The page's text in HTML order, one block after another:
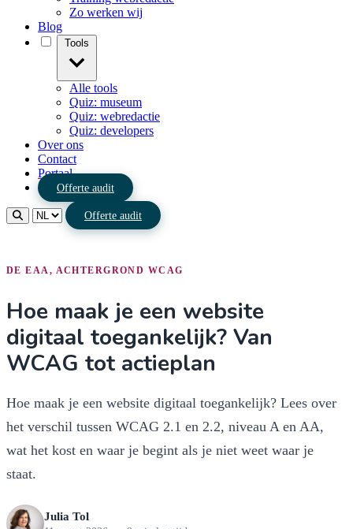
Zo werken wij
Blog
Alle tools
Quiz: museum
Quiz: webredactie
Quiz: developers
Over ons
Contact
Portaal
Offerte audit
Offerte audit
DE EAA, ACHTERGROND WCAG
Hoe maak je een website
digitaal toegankelijk? Van
WCAG tot actieplan
Hoe maak je een website digitaal toegankelijk? Lees over
het verschil tussen WCAG 2.1 en 2.2, niveau A en AA,
wat het kost en waar je begint als je niet weet waar je
staat.
Julia Tol